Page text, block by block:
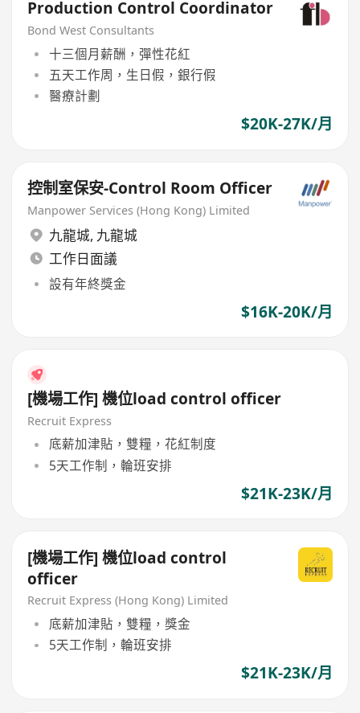
Production Control Coordinator
Bond West Consultants
十三個月薪酬，彈性花紅
五天工作周，生日假，銀行假
醫療計劃
$20K-27K/月
控制室保安-Control Room Officer
Manpower Services (Hong Kong) Limited
九龍城, 九龍城
工作日面議
設有年終獎金
$16K-20K/月
[機場工作] 機位load control officer
Recruit Express
底薪加津貼，雙糧，花紅制度
5天工作制，輪班安排
$21K-23K/月
[機場工作] 機位load control
officer
Recruit Express (Hong Kong) Limited
底薪加津貼，雙糧，獎金
5天工作制，輪班安排
$21K-23K/月